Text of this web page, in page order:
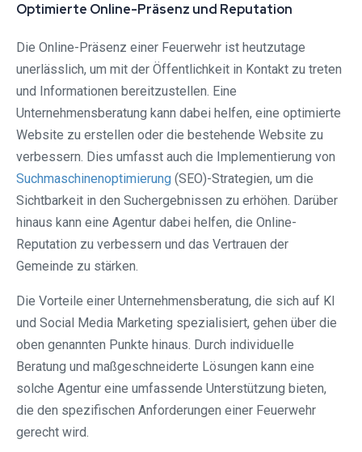
Optimierte Online-Präsenz und Reputation
Die Online-Präsenz einer Feuerwehr ist heutzutage
unerlässlich, um mit der Öffentlichkeit in Kontakt zu treten
und Informationen bereitzustellen. Eine
Unternehmensberatung kann dabei helfen, eine optimierte
Website zu erstellen oder die bestehende Website zu
verbessern. Dies umfasst auch die Implementierung von
Suchmaschinenoptimierung (SEO)-Strategien, um die
Sichtbarkeit in den Suchergebnissen zu erhöhen. Darüber
hinaus kann eine Agentur dabei helfen, die Online-
Reputation zu verbessern und das Vertrauen der
Gemeinde zu stärken.
Die Vorteile einer Unternehmensberatung, die sich auf KI
und Social Media Marketing spezialisiert, gehen über die
oben genannten Punkte hinaus. Durch individuelle
Beratung und maßgeschneiderte Lösungen kann eine
solche Agentur eine umfassende Unterstützung bieten,
die den spezifischen Anforderungen einer Feuerwehr
gerecht wird.